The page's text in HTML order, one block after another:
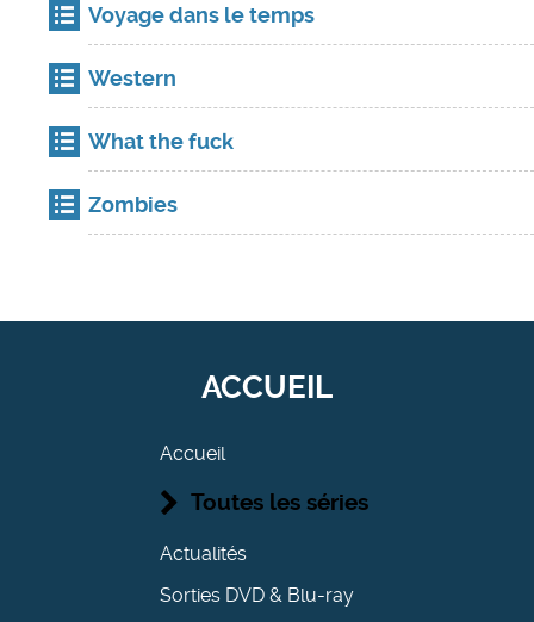
Voyage dans le temps
Western
What the fuck
Zombies
ACCUEIL
Accueil
Toutes les séries
Actualités
Sorties DVD & Blu-ray